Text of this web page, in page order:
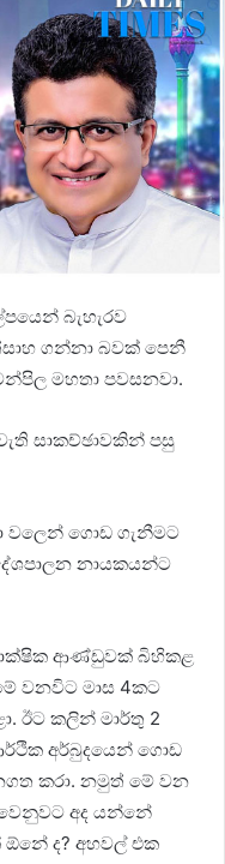
බැහැරව
ගන්නා බවක් පෙනී
මහතා පවසනවා.
සාකච්ඡාවකින් පසු
වලෙන් ගොඩ ගැනීමට
නායකයන්ට
ආණ්ඩුවක් බිහිකළ
වනවිට මාස 4කට
ඊට කලින් මාර්තු 2
අර්බුදයෙන් ගොඩ
කරා. නමුත් මේ වන
අද යන්නේ
ද? අහවල් එක